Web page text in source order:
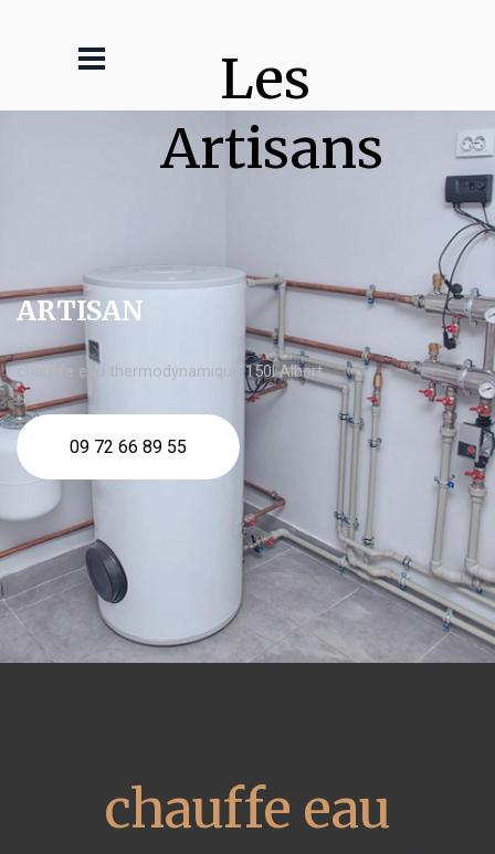
Les
Artisans
ARTISAN
chauffe eau thermodynamique 150l Albert
09 72 66 89 55
chauffe eau